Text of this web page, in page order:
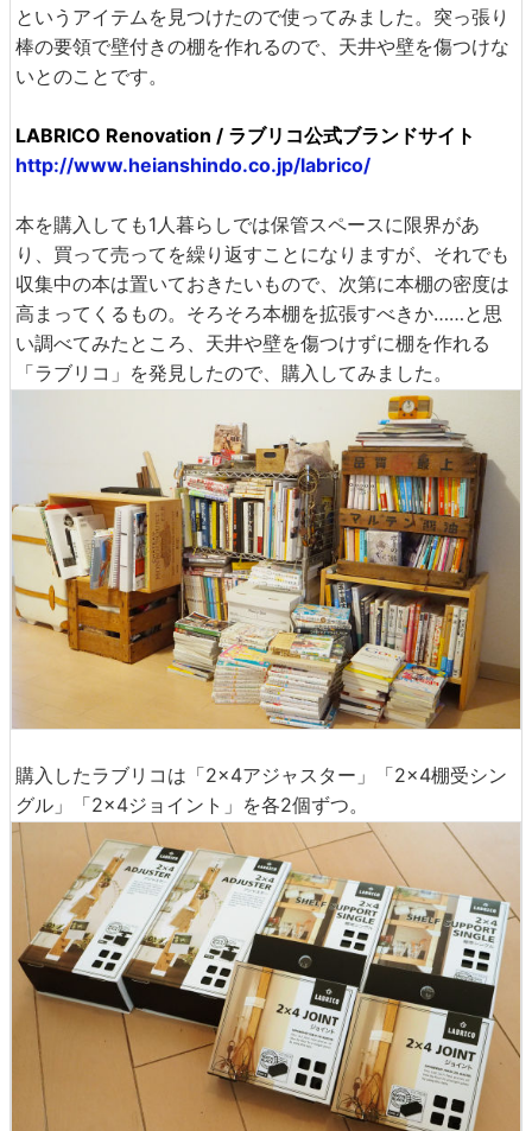
というアイテムを見つけたので使ってみました。突っ張り
棒の要領で壁付きの棚を作れるので、天井や壁を傷つけな
いとのことです。
LABRICO Renovation / ラブリコ公式ブランドサイト
http://www.heianshindo.co.jp/labrico/
本を購入しても1人暮らしでは保管スペースに限界があ
り、買って売ってを繰り返すことになりますが、それでも
収集中の本は置いておきたいもので、次第に本棚の密度は
高まってくるもの。そろそろ本棚を拡張すべきか……と思
い調べてみたところ、天井や壁を傷つけずに棚を作れる
「ラブリコ」を発見したので、購入してみました。
購入したラブリコは「2×4アジャスター」「2×4棚受シン
グル」「2×4ジョイント」を各2個ずつ。